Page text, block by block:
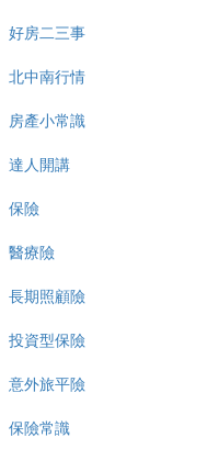
好房二三事
北中南行情
房產小常識
達人開講
保險
醫療險
長期照顧險
投資型保險
意外旅平險
保險常識